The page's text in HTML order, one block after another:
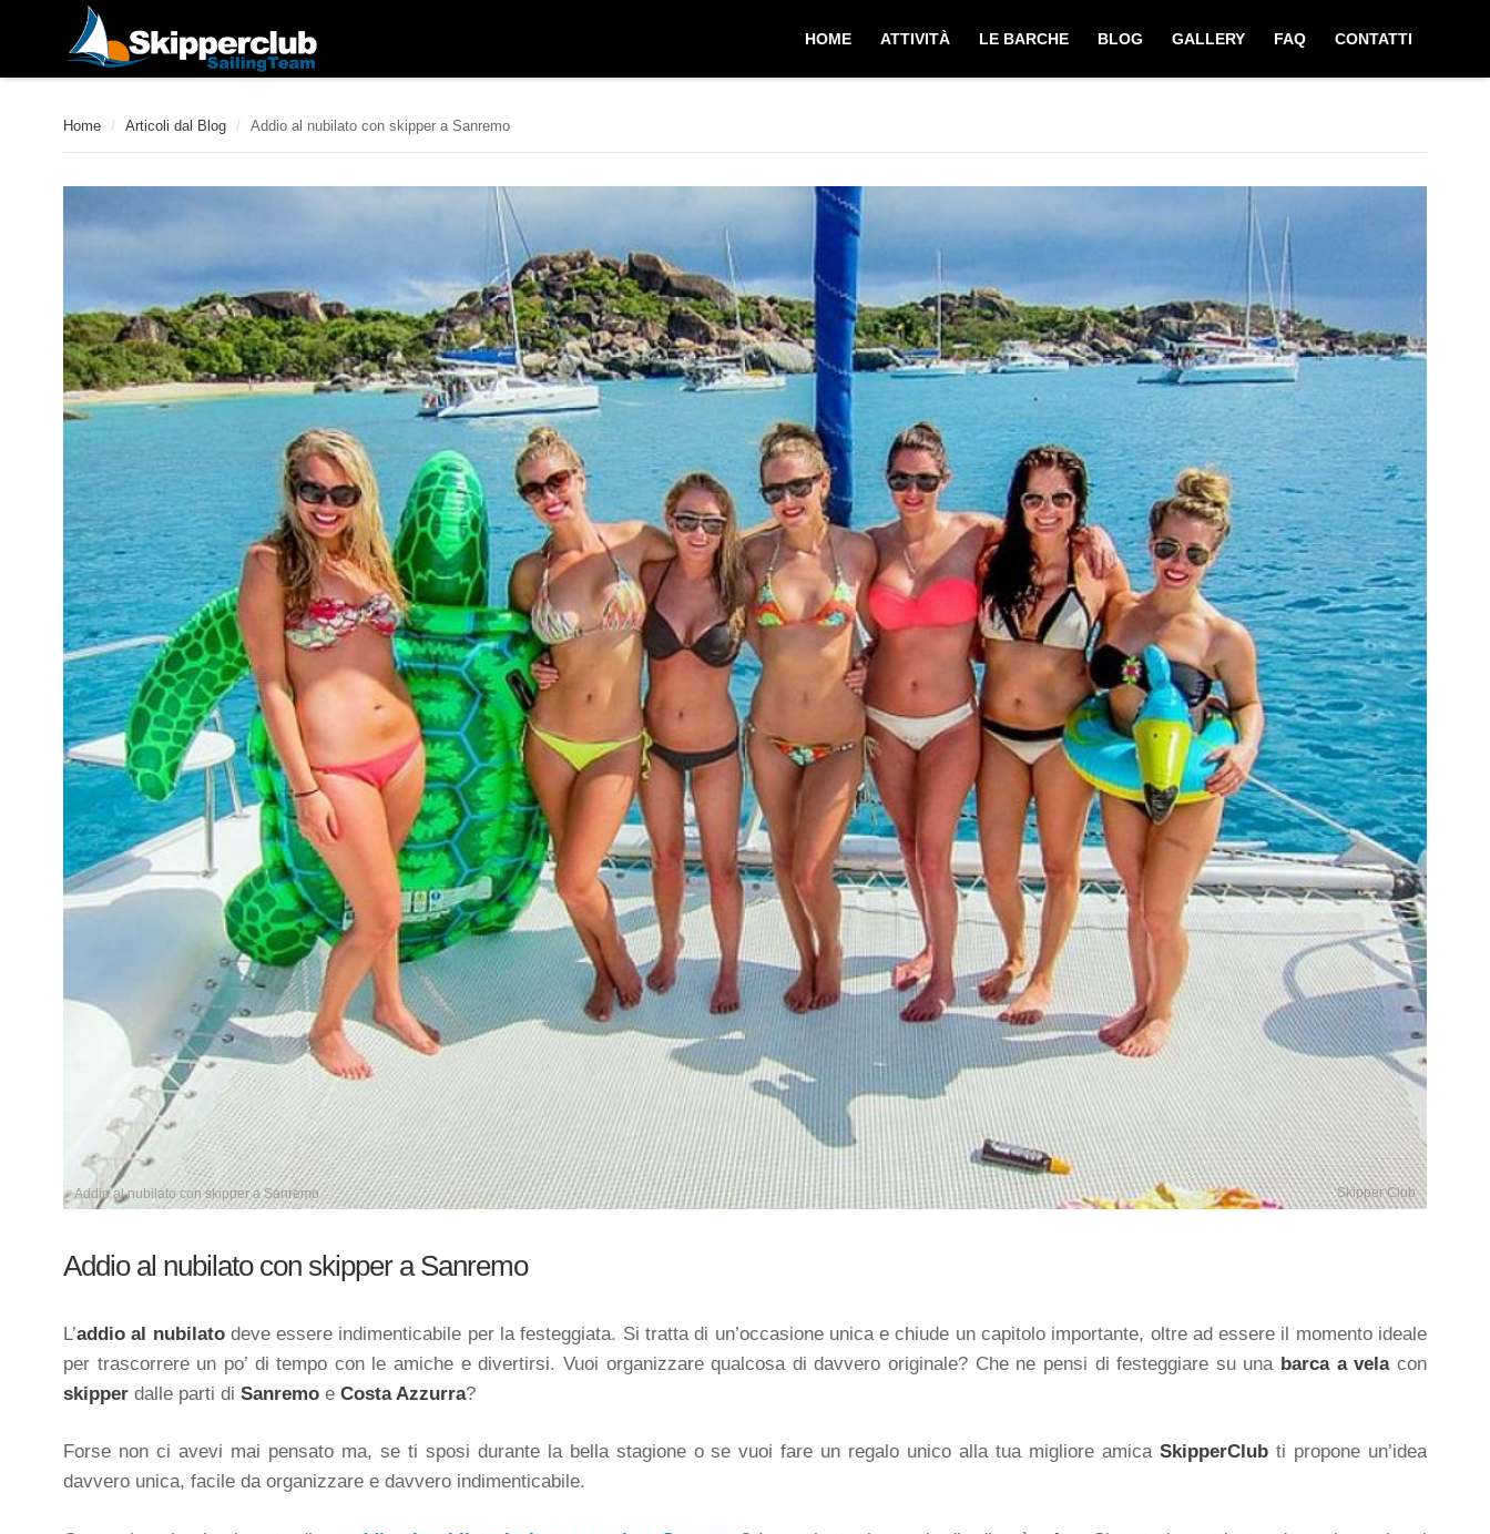
Home / Articoli dal Blog / Addio al nubilato con skipper a Sanremo
Addio al nubilato con skipper a Sanremo Skipper Club
Addio al nubilato con skipper a Sanremo
L’addio al nubilatodeve essere indimenticabile per la festeggiata. Si tratta di un’occasione unica e chiude un capitolo importante, oltre ad essere il momento ideale
per trascorrere un po’ di tempo con le amiche e divertirsi. Vuoi organizzare qualcosa di davvero originale? Che ne pensi di festeggiare su una barca a velacon
skipper dalle parti di Sanremo e Costa Azzurra?
Forse non ci avevi mai pensato ma, se ti sposi durante la bella stagione o se vuoi fare un regalo unico alla tua migliore amicaSkipperClub ti propone un’idea
davvero unica, facile da organizzare e davvero indimenticabile.
HOME ATTIVITÀ LE BARCHE BLOG GALLERY FAQ CONTATTI